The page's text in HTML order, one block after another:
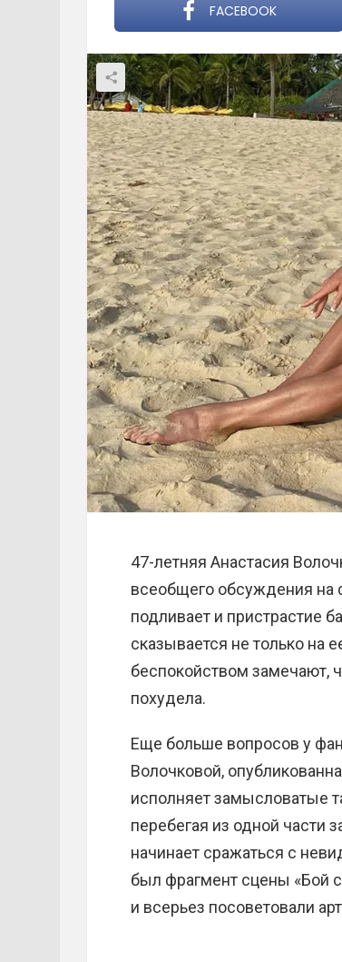
FACEBOOK
47-летняя Анастасия
всеобщего обсуждения на
подливает и пристрастие
сказывается не только на
беспокойством замечают,
похудела.
Еще больше вопросов у
Волочковой,
исполняет замысловатые
перебегая из одной части
начинает сражаться с
был фрагмент сцены «Бой
и всерьез посоветовали